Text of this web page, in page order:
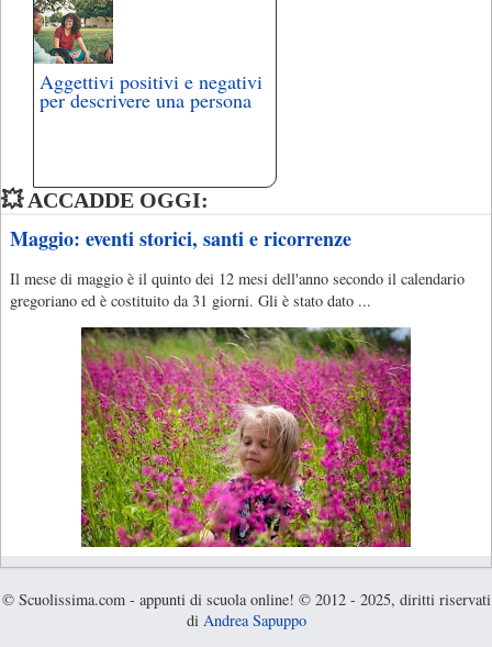
Aggettivi positivi e negativi
per descrivere una persona
💥 ACCADDE OGGI:
Maggio: eventi storici, santi e ricorrenze
Il mese di maggio è il quinto dei 12 mesi dell'anno secondo il calendario
gregoriano ed è costituito da 31 giorni. Gli è stato dato ...
© Scuolissima.com - appunti di scuola online! © 2012 - 2025, diritti riservati
di Andrea Sapuppo